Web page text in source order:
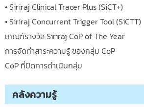
• Siriraj Clinical Tracer Plus (SiCT+)
• Siriraj Concurrent Trigger Tool (SiCTT)
เกณฑ์รางวัล Siriraj CoP of The Year
การจัดทำสาระความรู้ ของกลุ่ม CoP
CoP ที่ปิดการดำเนินกลุ่ม
คลังความรู้